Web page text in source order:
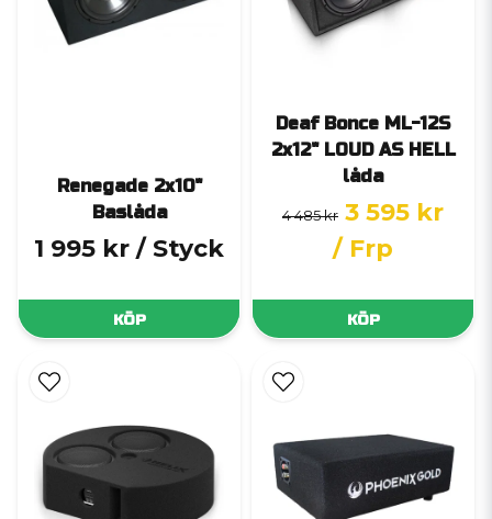
Renegade 2x10"
Baslåda
1 995 kr / Styck
KÖP
Deaf Bonce ML-12S
2x12" LOUD AS HELL
låda
4 485 kr 3 595 kr
/ Frp
KÖP